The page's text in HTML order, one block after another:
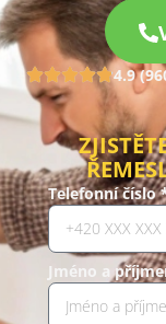
4.9
Telefonní číslo
Jméno a